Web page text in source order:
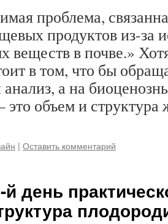
проблема,
продуктов из-за
веществ в почве.»
в том, что бы
а на
это объем и
| Оставить комментарий
день